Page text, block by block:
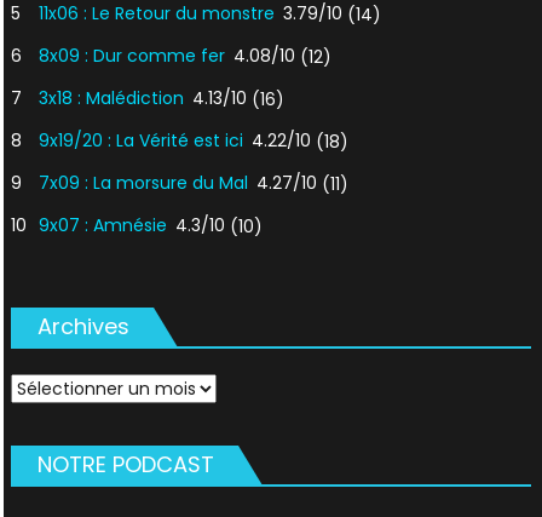
5
11x06 : Le Retour du monstre 3.79/10 (14)
6
8x09 : Dur comme fer 4.08/10 (12)
7
3x18 : Malédiction 4.13/10 (16)
8
9x19/20 : La Vérité est ici 4.22/10 (18)
9
7x09 : La morsure du Mal 4.27/10 (11)
10 9x07 : Amnésie 4.3/10 (10)
Archives
Archives
NOTRE PODCAST